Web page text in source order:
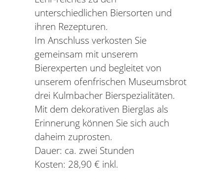
unterschiedlichen Biersorten und
ihren Rezepturen.
Im Anschluss verkosten Sie
gemeinsam mit unserem
Bierexperten und begleitet von
unserem ofenfrischen Museumsbrot
drei Kulmbacher Bierspezialitäten.
Mit dem dekorativen Bierglas als
Erinnerung können Sie sich auch
daheim zuprosten.
Dauer: ca. zwei Stunden
Kosten: 28,90 € inkl.